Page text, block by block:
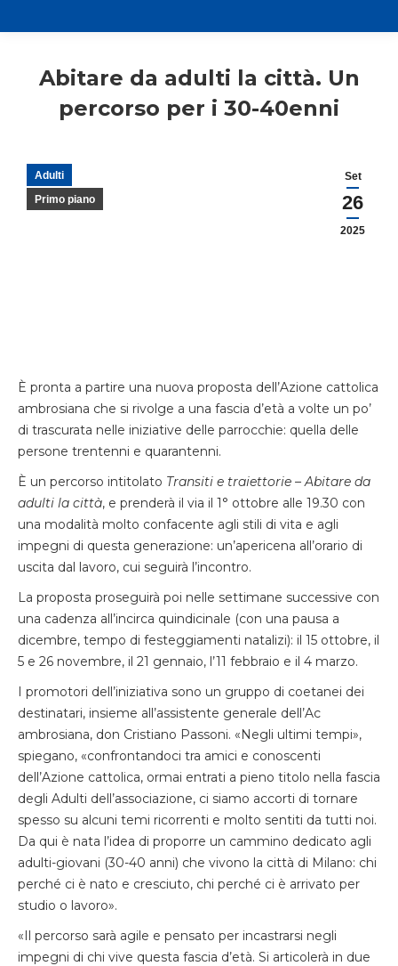
Abitare da adulti la città. Un
percorso per i 30-40enni
Set
26
2025
Adulti
Primo piano
È pronta a partire una nuova proposta dell’Azione cattolica
ambrosiana che si rivolge a una fascia d’età a volte un po’
di trascurata nelle iniziative delle parrocchie: quella delle
persone trentenni e quarantenni.
È un percorso intitolato Transiti e traiettorie – Abitare da
adulti la città, e prenderà il via il 1° ottobre alle 19.30 con
una modalità molto confacente agli stili di vita e agli
impegni di questa generazione: un’apericena all’orario di
uscita dal lavoro, cui seguirà l’incontro.
La proposta proseguirà poi nelle settimane successive con
una cadenza all’incirca quindicinale (con una pausa a
dicembre, tempo di festeggiamenti natalizi): il 15 ottobre, il
5 e 26 novembre, il 21 gennaio, l’11 febbraio e il 4 marzo.
I promotori dell’iniziativa sono un gruppo di coetanei dei
destinatari, insieme all’assistente generale dell’Ac
ambrosiana, don Cristiano Passoni. «Negli ultimi tempi»,
spiegano, «confrontandoci tra amici e conoscenti
dell’Azione cattolica, ormai entrati a pieno titolo nella fascia
degli Adulti dell’associazione, ci siamo accorti di tornare
spesso su alcuni temi ricorrenti e molto sentiti da tutti noi.
Da qui è nata l’idea di proporre un cammino dedicato agli
adulti-giovani (30-40 anni) che vivono la città di Milano: chi
perché ci è nato e cresciuto, chi perché ci è arrivato per
studio o lavoro».
«Il percorso sarà agile e pensato per incastrarsi negli
impegni di chi vive questa fascia d’età. Si articolerà in due